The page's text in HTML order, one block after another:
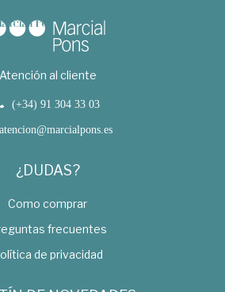
Atención al cliente
(+34) 91 304 33 03
atencion@marcialpons.es
¿DUDAS?
Como comprar
frecuentes
de privacidad